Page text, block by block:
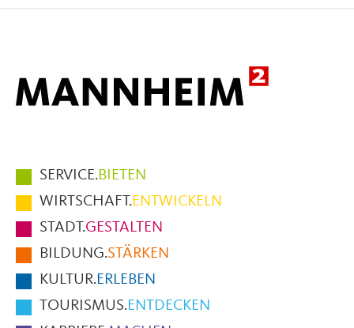
Hauptmenüpunkte
im
Fußbereich
der
Seite
SERVICE.BIETEN
WIRTSCHAFT.ENTWICKELN
STADT.GESTALTEN
BILDUNG.STÄRKEN
KULTUR.ERLEBEN
TOURISMUS.ENTDECKEN